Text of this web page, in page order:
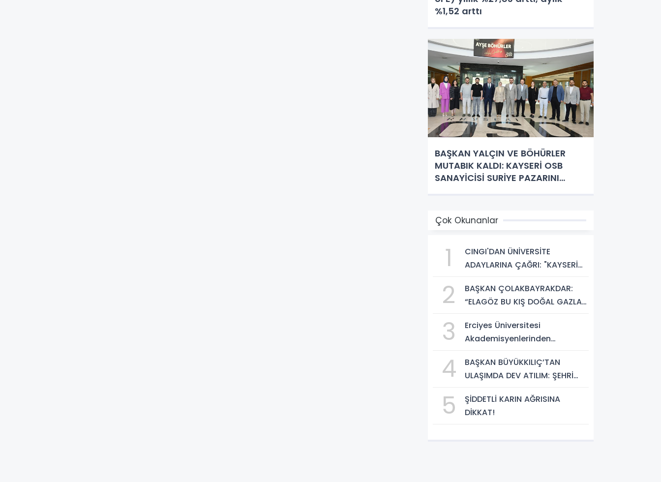
%1,52 arttı
BAŞKAN YALÇIN VE BÖHÜRLER
MUTABIK KALDI: KAYSERİ OSB
SANAYİCİSİ SURİYE PAZARINI
Çok Okunanlar
1
CINGI'DAN ÜNİVERSİTE
ADAYLARINA ÇAĞRI: "KAYSERİ
HAYATI HEM DE PARLAK BİR
GELECEK SUNUYOR"
2
BAŞKAN ÇOLAKBAYRAKDAR:
“ELAGÖZ BU KIŞ DOĞAL GAZLA
DÖNÜŞÜM BAŞLIYOR!”
3
Erciyes Üniversitesi
Akademisyenlerinden
Disleksi Değerlendirmesinde
Yapay Zekâ Dönemi
4
BAŞKAN BÜYÜKKILIÇ’TAN
ULAŞIMDA DEV ATILIM: ŞEHRİ
5
ŞİDDETLİ KARIN AĞRISINA
DİKKAT!